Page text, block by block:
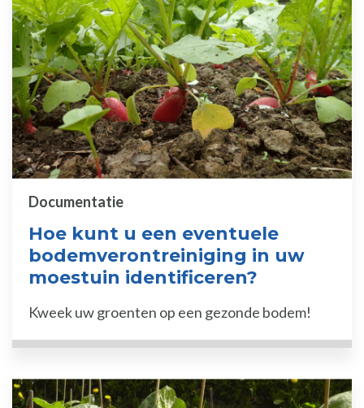
Hoe kunt u een eventuele
bodemverontreiniging in uw
moestuin identificeren?
Documentatie
Kweek uw groenten op een gezonde bodem!